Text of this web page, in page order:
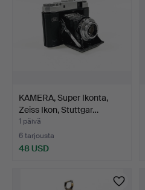
KAMERA, Super Ikonta,
Zeiss Ikon, Stuttgar…
1 päivä
6 tarjousta
48 USD